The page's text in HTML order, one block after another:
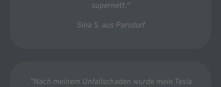
supernett.“
Sina S. aus Parsdorf
"Nach meinem Unfallschaden wurde mein Tesla